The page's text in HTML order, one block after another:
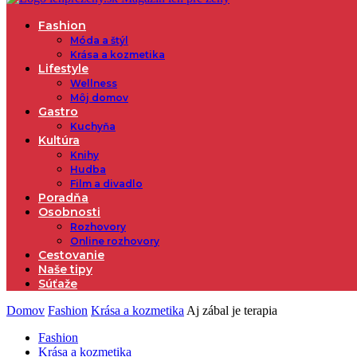
Fashion
Móda a štýl
Krása a kozmetika
Lifestyle
Wellness
Môj domov
Gastro
Kuchyňa
Kultúra
Knihy
Hudba
Film a divadlo
Poradňa
Osobnosti
Rozhovory
Online rozhovory
Cestovanie
Naše tipy
Súťaže
Domov Fashion Krása a kozmetika Aj zábal je terapia
Fashion
Krása a kozmetika